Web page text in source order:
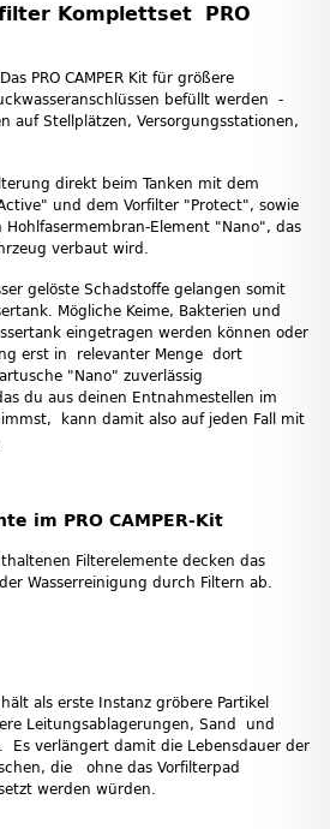
Komplettset PRO
PRO CAMPER Kit für größere
befüllt werden -
auf Stellplätzen, Versorgungsstationen,
direkt beim Tanken mit dem
und dem Vorfilter "Protect", sowie
Element "Nano", das
verbaut wird.
gelöste Schadstoffe gelangen somit
Mögliche Keime, Bakterien und
eingetragen werden können oder
erst in relevanter Menge dort
"Nano" zuverlässig
du aus deinen Entnahmestellen im
kann damit also auf jeden Fall mit
im PRO CAMPER-Kit
Filterelemente decken das
Wasserreinigung durch Filtern ab.
als erste Instanz gröbere Partikel
Leitungsablagerungen, Sand und
Es verlängert damit die Lebensdauer der
die ohne das Vorfilterpad
werden würden.